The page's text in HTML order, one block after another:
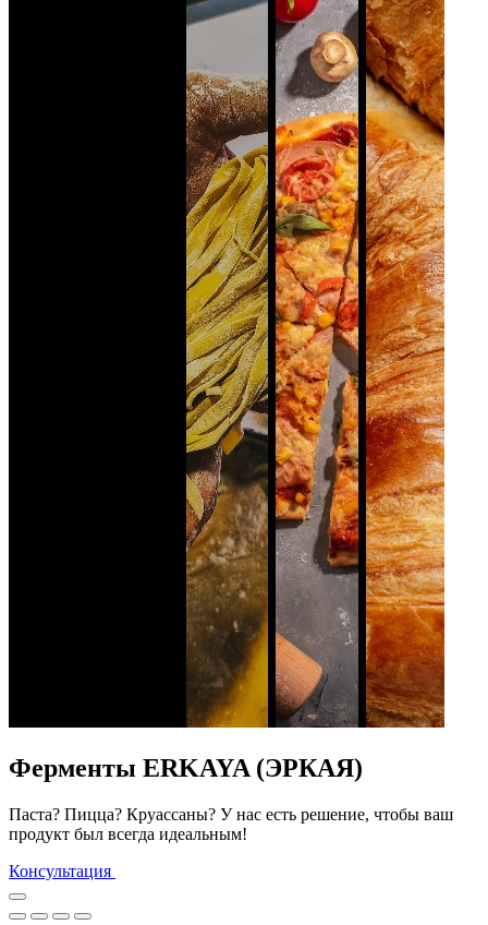
Ферменты ERKAYA (ЭРКАЯ)
Паста? Пицца? Круассаны? У нас есть решение, чтобы ваш
продукт был всегда идеальным!
Консультация